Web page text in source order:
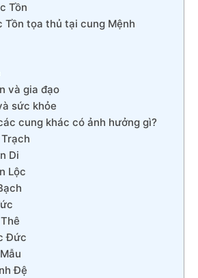
Tồn
Tồn tọa thủ tại cung Mệnh
và gia đạo
sức khỏe
cung khác có ảnh hưởng gì?
Di
Lộc
Đức
Đệ